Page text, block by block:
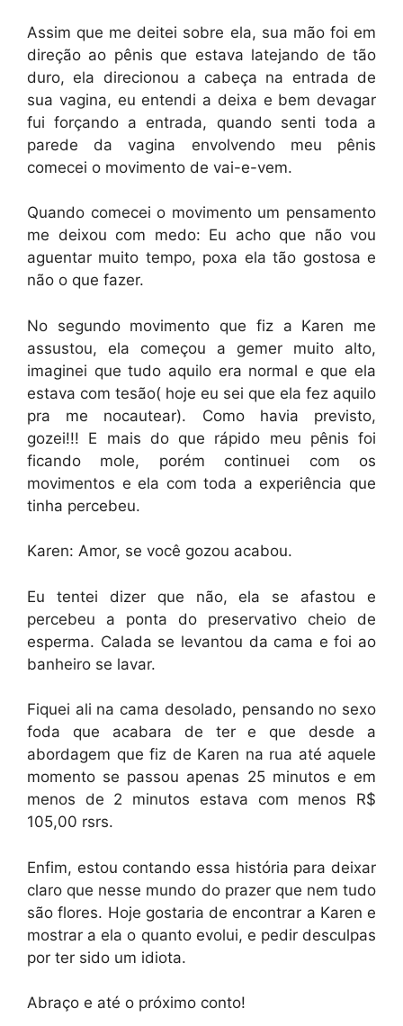
Assim que me deitei sobre ela, sua mão foi em
direção ao pênis que estava latejando de tão
duro, ela direcionou a cabeça na entrada de
sua vagina, eu entendi a deixa e bem devagar
fui forçando a entrada, quando senti toda a
parede da vagina envolvendo meu pênis
comecei o movimento de vai-e-vem.
Quando comecei o movimento um pensamento
me deixou com medo: Eu acho que não vou
aguentar muito tempo, poxa ela tão gostosa e
não o que fazer.
No segundo movimento que fiz a Karen me
assustou, ela começou a gemer muito alto,
imaginei que tudo aquilo era normal e que ela
estava com tesão( hoje eu sei que ela fez aquilo
pra me nocautear). Como havia previsto,
gozei!!! E mais do que rápido meu pênis foi
ficando mole, porém continuei com os
movimentos e ela com toda a experiência que
tinha percebeu.
Karen: Amor, se você gozou acabou.
Eu tentei dizer que não, ela se afastou e
percebeu a ponta do preservativo cheio de
esperma. Calada se levantou da cama e foi ao
banheiro se lavar.
Fiquei ali na cama desolado, pensando no sexo
foda que acabara de ter e que desde a
abordagem que fiz de Karen na rua até aquele
momento se passou apenas 25 minutos e em
menos de 2 minutos estava com menos R$
105,00 rsrs.
Enfim, estou contando essa história para deixar
claro que nesse mundo do prazer que nem tudo
são flores. Hoje gostaria de encontrar a Karen e
mostrar a ela o quanto evolui, e pedir desculpas
por ter sido um idiota.
Abraço e até o próximo conto!